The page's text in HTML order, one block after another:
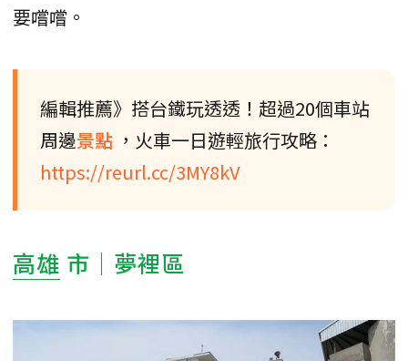
要嚐嚐。
編輯推薦》搭台鐵玩透透！超過20個車站
周邊景點 ，火車一日遊輕旅行攻略：
https://reurl.cc/3MY8kV
高雄 市｜夢裡區